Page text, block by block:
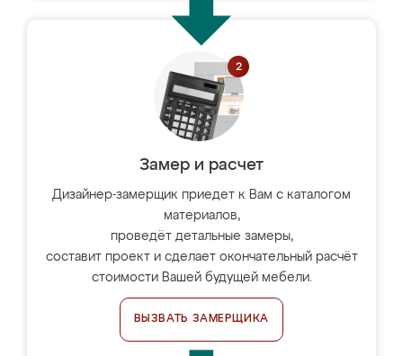
Замер и расчет
Дизайнер-замерщик приедет к Вам с каталогом
материалов,
проведёт детальные замеры,
составит проект и сделает окончательный расчёт
стоимости Вашей будущей мебели.
ВЫЗВАТЬ ЗАМЕРЩИКА